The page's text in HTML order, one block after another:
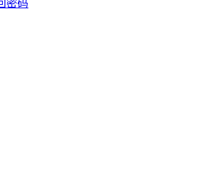
密码